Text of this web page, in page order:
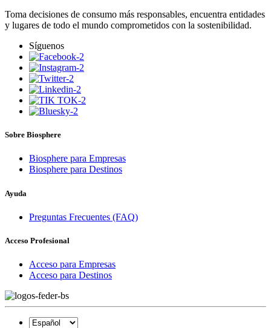
Toma decisiones de consumo más responsables, encuentra entidades
y lugares de todo el mundo comprometidos con la sostenibilidad.
Síguenos
Sobre Biosphere
Biosphere para Empresas
Biosphere para Destinos
Ayuda
Preguntas Frecuentes (FAQ)
Acceso Profesional
Acceso para Empresas
Acceso para Destinos